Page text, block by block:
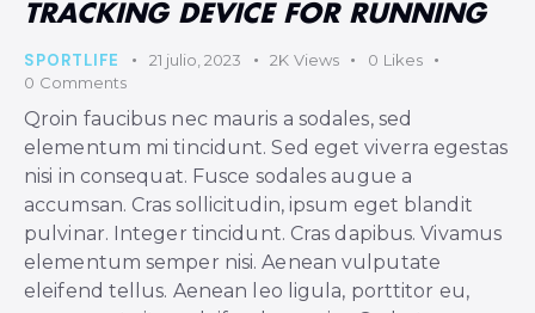
TRACKING DEVICE FOR RUNNING
SPORTLIFE 21 julio, 2023 2K Views 0 Likes
0 Comments
Qroin faucibus nec mauris a sodales, sed
elementum mi tincidunt. Sed eget viverra egestas
nisi in consequat. Fusce sodales augue a
accumsan. Cras sollicitudin, ipsum eget blandit
pulvinar. Integer tincidunt. Cras dapibus. Vivamus
elementum semper nisi. Aenean vulputate
eleifend tellus. Aenean leo ligula, porttitor eu,